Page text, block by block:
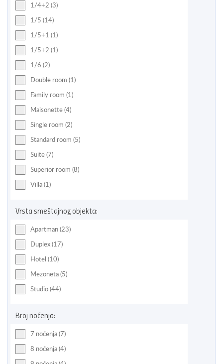
1/4+2 (3)
1/5 (14)
1/5+1 (1)
1/5+2 (1)
1/6 (2)
Double room (1)
Family room (1)
Maisonette (4)
Single room (2)
Standard room (5)
Suite (7)
Superior room (8)
Villa (1)
Vrsta smeštajnog objekta:
Apartman (23)
Duplex (17)
Hotel (10)
Mezoneta (5)
Studio (44)
Broj noćenja:
7 noćenja (7)
8 noćenja (4)